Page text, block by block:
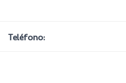
Teléfono: